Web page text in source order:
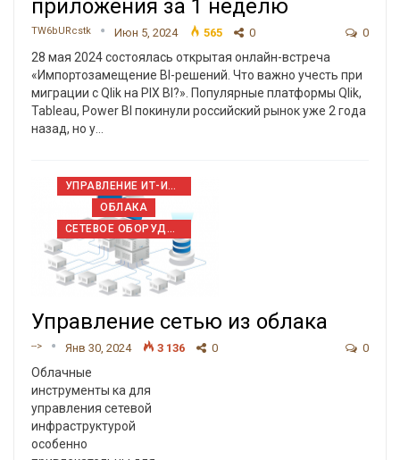
приложения за 1 неделю
TW6bURcstk Июн 5, 2024 565 0 0
28 мая 2024 состоялась открытая онлайн-встреча
«Импортозамещение BI-решений. Что важно учесть при
миграции с Qlik на PIX BI?». Популярные платформы Qlik,
Tableau, Power BI покинули российский рынок уже 2 года
назад, но у…
УПРАВЛЕНИЕ ИТ-ИНФРАСТРУКТУРОЙ
ОБЛАКА
СЕТЕВОЕ ОБОРУДОВАНИЕ
Управление сетью из облака
--> Янв 30, 2024 3 136 0 0
Облачные
инструменты ка для
управления сетевой
инфраструктурой
особенно